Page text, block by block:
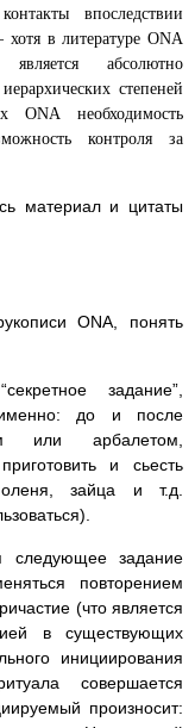
впоследствии
хотя в литературе ONA
абсолютно
степеней
ONA необходимость
контроля за
материал и цитаты
ONA, понять
задание”,
до и после
или арбалетом,
и сьесть
зайца и т.д.
следующее задание
повторением
(что является
в существующих
инициирования
совершается
произносит: